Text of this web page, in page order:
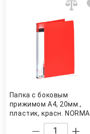
Папка с боковым
прижимом А4, 20мм.,
пластик, красн. NORMA